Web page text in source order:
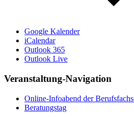
Google Kalender
iCalendar
Outlook 365
Outlook Live
Veranstaltung-Navigation
Online-Infoabend der
Beratungstag